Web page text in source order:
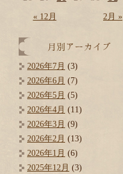
« 12月 2月 »
2026年7月 (3)
2026年6月 (7)
2026年5月 (5)
2026年4月 (11)
2026年3月 (9)
2026年2月 (13)
2026年1月 (6)
2025年12月 (3)